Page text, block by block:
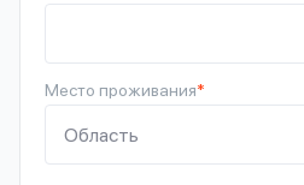
Место проживания*